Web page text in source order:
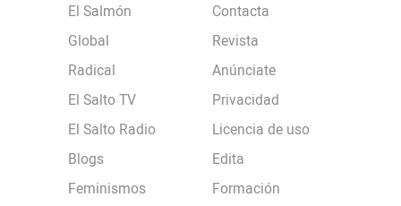
El Salmón
Global
Radical
El Salto TV
El Salto Radio
Blogs
Feminismos
Contacta
Revista
Anúnciate
Privacidad
Licencia de uso
Edita
Formación